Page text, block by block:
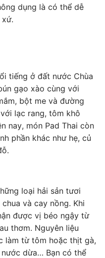
dụng là có thể dễ
tiếng ở đất nước Chùa
gạo xào cùng với
bột me và đường
lạc rang, tôm khô
nay, món Pad Thai còn
phần khác như hẹ, củ
loại hải sản tươi
và cay nồng. Khi
được vị béo ngậy từ
thơm. Nguyên liệu
làm từ tôm hoặc thịt gà,
nước dừa… Bạn có thể